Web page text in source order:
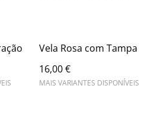
Vela Rosa com Tampa
16,00 €
MAIS VARIANTES DISPONÍVEIS